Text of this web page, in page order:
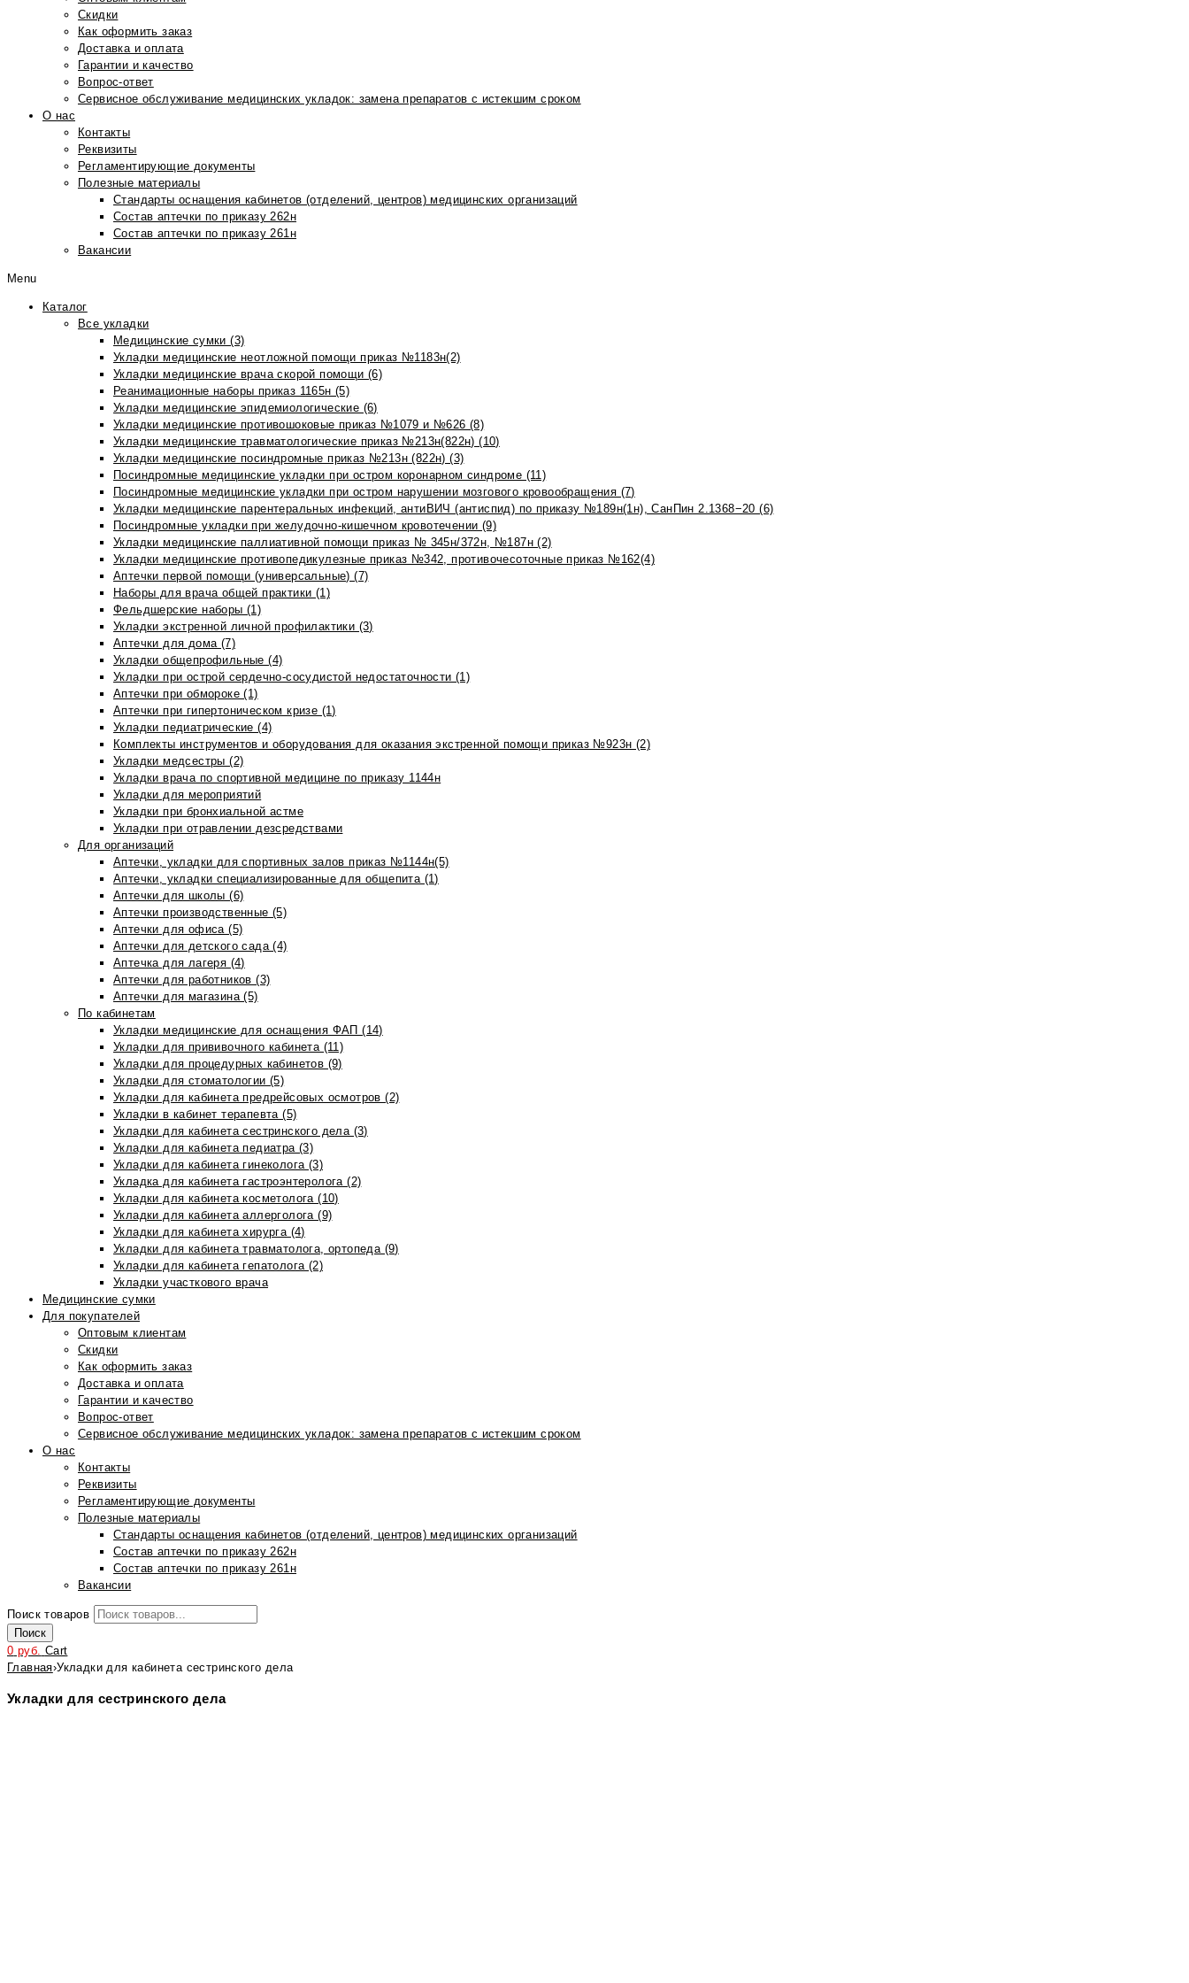
Скидки
Как оформить заказ
Доставка и оплата
Гарантии и качество
Вопрос-ответ
Сервисное обслуживание медицинских укладок: замена препаратов с истекшим сроком
О нас
Контакты
Реквизиты
Регламентирующие документы
Полезные материалы
Стандарты оснащения кабинетов (отделений, центров) медицинских организаций
Состав аптечки по приказу 262н
Состав аптечки по приказу 261н
Вакансии
Menu
Каталог
Все укладки
Медицинские сумки (3)
Укладки медицинские неотложной помощи приказ №1183н(2)
Укладки медицинские врача скорой помощи (6)
Реанимационные наборы приказ 1165н (5)
Укладки медицинские эпидемиологические (6)
Укладки медицинские противошоковые приказ №1079 и №626 (8)
Укладки медицинские травматологические приказ №213н(822н) (10)
Укладки медицинские посиндромные приказ №213н (822н) (3)
Посиндромные медицинские укладки при остром коронарном синдроме (11)
Посиндромные медицинские укладки при остром нарушении мозгового кровообращения (7)
Укладки медицинские парентеральных инфекций, антиВИЧ (антиспид) по приказу №189н(1н), СанПин 2.1368−20 (6)
Посиндромные укладки при желудочно-кишечном кровотечении (9)
Укладки медицинские паллиативной помощи приказ № 345н/372н, №187н (2)
Укладки медицинские противопедикулезные приказ №342, противочесоточные приказ №162(4)
Аптечки первой помощи (универсальные) (7)
Наборы для врача общей практики (1)
Фельдшерские наборы (1)
Укладки экстренной личной профилактики (3)
Аптечки для дома (7)
Укладки общепрофильные (4)
Укладки при острой сердечно-сосудистой недостаточности (1)
Аптечки при обмороке (1)
Аптечки при гипертоническом кризе (1)
Укладки педиатрические (4)
Комплекты инструментов и оборудования для оказания экстренной помощи приказ №923н (2)
Укладки медсестры (2)
Укладки врача по спортивной медицине по приказу 1144н
Укладки для мероприятий
Укладки при бронхиальной астме
Укладки при отравлении дезсредствами
Для организаций
Аптечки, укладки для спортивных залов приказ №1144н(5)
Аптечки, укладки специализированные для общепита (1)
Аптечки для школы (6)
Аптечки производственные (5)
Аптечки для офиса (5)
Аптечки для детского сада (4)
Аптечка для лагеря (4)
Аптечки для работников (3)
Аптечки для магазина (5)
По кабинетам
Укладки медицинские для оснащения ФАП (14)
Укладки для прививочного кабинета (11)
Укладки для процедурных кабинетов (9)
Укладки для стоматологии (5)
Укладки для кабинета предрейсовых осмотров (2)
Укладки в кабинет терапевта (5)
Укладки для кабинета сестринского дела (3)
Укладки для кабинета педиатра (3)
Укладки для кабинета гинеколога (3)
Укладка для кабинета гастроэнтеролога (2)
Укладки для кабинета косметолога (10)
Укладки для кабинета аллерголога (9)
Укладки для кабинета хирурга (4)
Укладки для кабинета травматолога, ортопеда (9)
Укладки для кабинета гепатолога (2)
Укладки участкового врача
Медицинские сумки
Для покупателей
Оптовым клиентам
Скидки
Как оформить заказ
Доставка и оплата
Гарантии и качество
Вопрос-ответ
Сервисное обслуживание медицинских укладок: замена препаратов с истекшим сроком
О нас
Контакты
Реквизиты
Регламентирующие документы
Полезные материалы
Стандарты оснащения кабинетов (отделений, центров) медицинских организаций
Состав аптечки по приказу 262н
Состав аптечки по приказу 261н
Вакансии
Поиск товаров
Поиск
0 руб. Cart
Главная›Укладки для кабинета сестринского дела
Укладки для сестринского дела